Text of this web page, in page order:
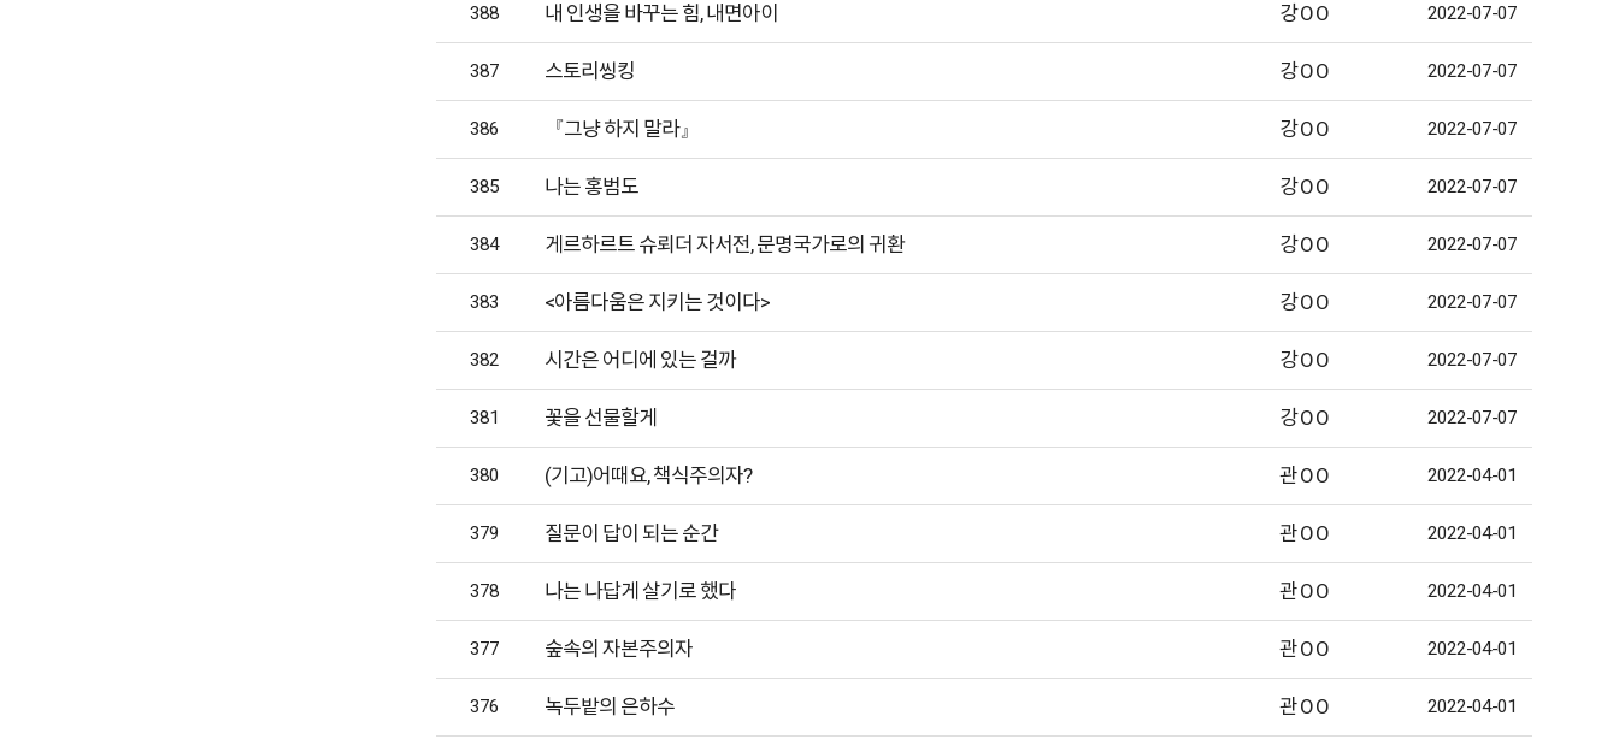
388 내 인생을 바꾸는 힘, 내면아이 강OO 2022-07-07
387 스토리씽킹 강OO 2022-07-07
386 『그냥 하지 말라』 강OO 2022-07-07
385 나는 홍범도 강OO 2022-07-07
384 게르하르트 슈뢰더 자서전, 문명국가로의 귀환 강OO 2022-07-07
383 <아름다움은 지키는 것이다> 강OO 2022-07-07
382 시간은 어디에 있는 걸까 강OO 2022-07-07
381 꽃을 선물할게 강OO 2022-07-07
380 (기고)어때요, 책식주의자? 관OO 2022-04-01
379 질문이 답이 되는 순간 관OO 2022-04-01
378 나는 나답게 살기로 했다 관OO 2022-04-01
377 숲속의 자본주의자 관OO 2022-04-01
376 녹두밭의 은하수 관OO 2022-04-01